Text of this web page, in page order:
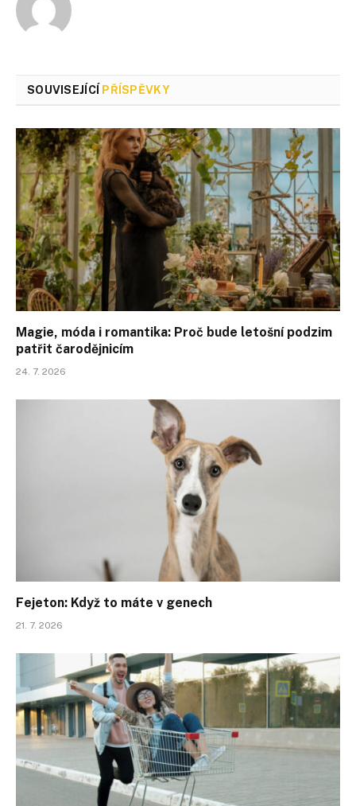
SOUVISEJÍCÍ PŘÍSPĚVKY
Magie, móda i romantika: Proč bude letošní podzim
patřit čarodějnicím
24. 7. 2026
Fejeton: Když to máte v genech
21. 7. 2026